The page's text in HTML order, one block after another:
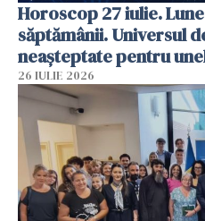
Horoscop 27 iulie.
săptămânii. Universul
neașteptate pentru
26 IULIE 2026